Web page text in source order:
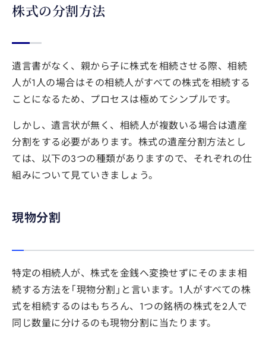
株式の分割方法
遺言書がなく、親から子に株式を相続させる際、相続
人が1人の場合はその相続人がすべての株式を相続する
ことになるため、プロセスは極めてシンプルです。
しかし、遺言状が無く、相続人が複数いる場合は遺産
分割をする必要があります。株式の遺産分割方法とし
ては、以下の3つの種類がありますので、それぞれの仕
組みについて見ていきましょう。
現物分割
特定の相続人が、株式を金銭へ変換せずにそのまま相
続する方法を「現物分割」と言います。1人がすべての株
式を相続するのはもちろん、1つの銘柄の株式を2人で
同じ数量に分けるのも現物分割に当たります。